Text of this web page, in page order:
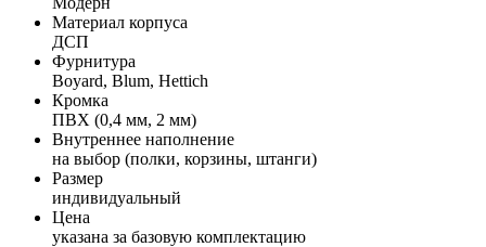
Материал корпуса
ДСП
Фурнитура
Boyard, Blum, Hettich
Кромка
ПВХ (0,4 мм, 2 мм)
Внутреннее наполнение
на выбор (полки, корзины, штанги)
Размер
индивидуальный
Цена
указана за базовую комплектацию